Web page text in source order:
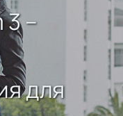
–
для